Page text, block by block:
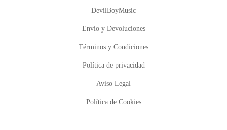
DevilBoyMusic
Envío y Devoluciones
Términos y Condiciones
Política de privacidad
Aviso Legal
Política de Cookies